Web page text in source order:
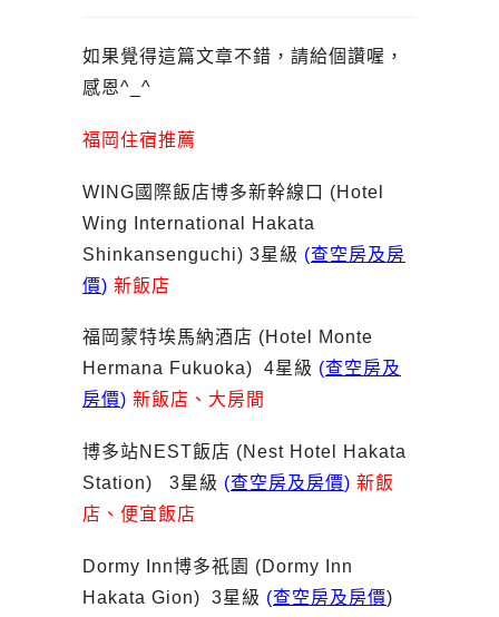
如果覺得這篇文章不錯，請給個讚喔，
感恩^_^
福岡住宿推薦
WING國際飯店博多新幹線口 (Hotel
Wing International Hakata
Shinkansenguchi) 3星級 (查空房及房
價) 新飯店
福岡蒙特埃馬納酒店 (Hotel Monte
Hermana Fukuoka) 4星級 (查空房及
房價) 新飯店、大房間
博多站NEST飯店 (Nest Hotel Hakata
Station) 3星級 (查空房及房價) 新飯
店、便宜飯店
Dormy Inn博多祇園 (Dormy Inn
Hakata Gion) 3星級 (查空房及房價)